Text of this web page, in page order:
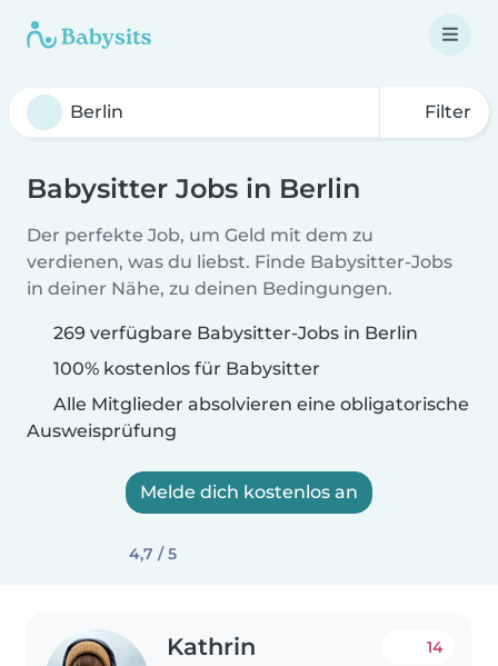
Filter
Babysitter Jobs in Berlin
Der perfekte Job, um Geld mit dem zu
verdienen, was du liebst. Finde Babysitter-Jobs
in deiner Nähe, zu deinen Bedingungen.
269 verfügbare Babysitter-Jobs in Berlin
100% kostenlos für Babysitter
Alle Mitglieder absolvieren eine obligatorische
Ausweisprüfung
Melde dich kostenlos an
4,7 / 5
Kathrin 14